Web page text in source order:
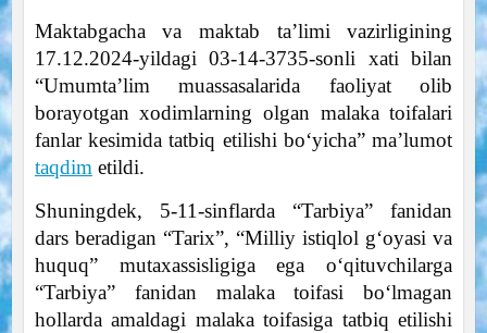
Maktabgacha va maktab taʼlimi vazirligining
17.12.2024-yildagi 03-14-3735-sonli xati bilan
“Umumtaʼlim muassasalarida faoliyat olib
borayotgan xodimlarning olgan malaka toifalari
fanlar kesimida tatbiq etilishi boʻyicha” maʼlumot
taqdim etildi.
Shuningdek, 5-11-sinflarda “Tarbiya” fanidan
dars beradigan “Tarix”, “Milliy istiqlol gʻoyasi va
huquq” mutaxassisligiga ega oʻqituvchilarga
“Tarbiya” fanidan malaka toifasi boʻlmagan
hollarda amaldagi malaka toifasiga tatbiq etilishi